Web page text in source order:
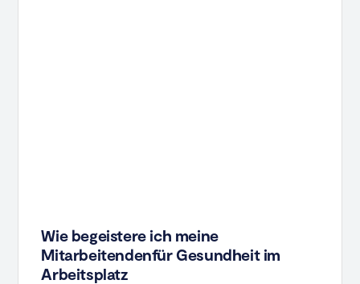
Wie begeistere ich meine
Mitarbeitendenfür Gesundheit im
Arbeitsplatz